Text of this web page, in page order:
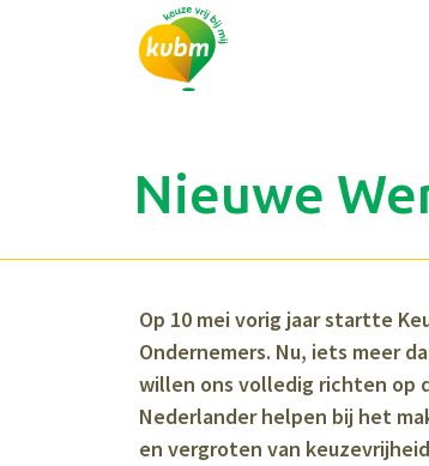
Nieuwe
Op 10 mei vorig jaar startte
Ondernemers. Nu, iets meer
willen ons volledig richten op
Nederlander helpen bij het
en vergroten van